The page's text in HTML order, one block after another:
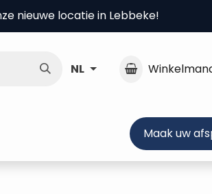
nieuwe locatie in Lebbeke!
NL
Maak uw